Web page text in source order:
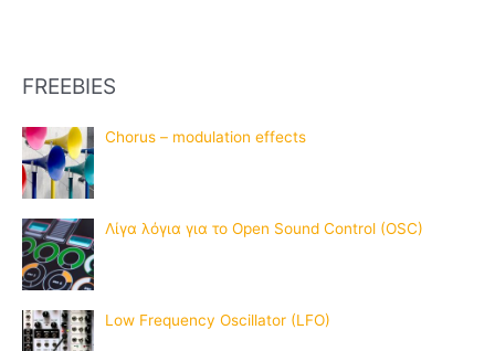
FREEBIES
Chorus – modulation effects
Λίγα λόγια για το Open Sound Control (OSC)
Low Frequency Oscillator (LFO)